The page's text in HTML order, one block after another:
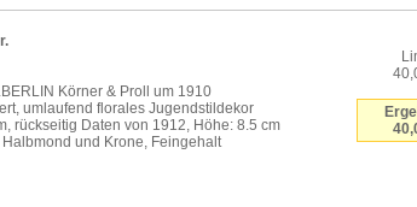
Körner & Proll um 1910
umlaufend florales Jugendstildekor
rückseitig Daten von 1912, Höhe: 8.5 cm
und Krone, Feingehalt